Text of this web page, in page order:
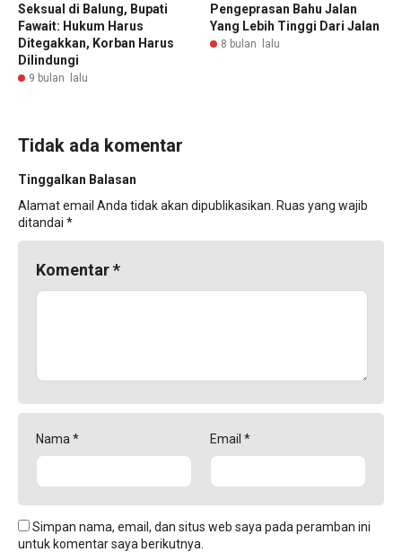
Seksual di Balung, Bupati
Fawait: Hukum Harus
Ditegakkan, Korban Harus
Dilindungi
9 bulan lalu
Pengeprasan Bahu Jalan
Yang Lebih Tinggi Dari Jalan
8 bulan lalu
Tidak ada komentar
Tinggalkan Balasan
Alamat email Anda tidak akan dipublikasikan. Ruas yang wajib
ditandai *
Komentar*
Nama * Email *
Simpan nama, email, dan situs web saya pada peramban ini
untuk komentar saya berikutnya.